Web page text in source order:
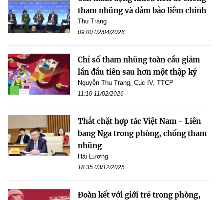
tham nhũng và đảm bảo liêm chính
Thu Trang
09:00 02/04/2026
Chỉ số tham nhũng toàn cầu giảm
lần đầu tiên sau hơn một thập kỷ
Nguyễn Thu Trang, Cục IV, TTCP
11:10 11/02/2026
Thắt chặt hợp tác Việt Nam - Liên
bang Nga trong phòng, chống tham
nhũng
Hải Lương
18:35 03/12/2025
Đoàn kết với giới trẻ trong phòng,